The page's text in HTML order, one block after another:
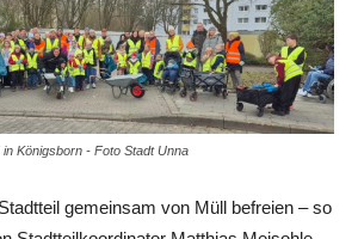
Königsborn - Foto Stadt Unna
gemeinsam von Müll befreien – so